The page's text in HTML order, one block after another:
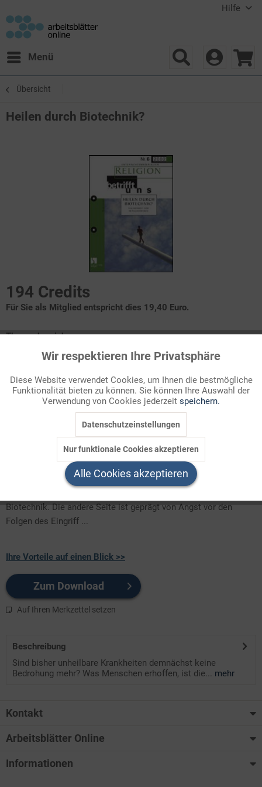
Hilfe
Menü
Übersicht
Heilen durch Biotechnik?
194 Credits
Für Sie als Mitglied entspricht dies 19,40 Euro.
Themenbereich
Anthropologie, Ethik
Gentechnische Entwicklungen
Menschenwürde
Krankheit - Heilung - Gesundheit
Präimplantationsdiagnostik (PID)
Stammzellen
Weg ins Leben
Sind bisher unheilbare Krankheiten demnächst keine Bedrohung
Biotechnik. Die andere Seite ist geprägt von Angst vor den
Folgen des Eingriff ...
Ihre Vorteile auf einen Blick >>
Zum Download
Auf Ihren Merkzettel setzen
Beschreibung
Sind bisher unheilbare Krankheiten demnächst keine
Bedrohung mehr? Was Menschen erhoffen, ist die... mehr
Kontakt
Arbeitsblätter Online
Informationen
Funktionale Aktiv
Marketing Inaktiv
Inaktiv
Wir respektieren Ihre Privatsphäre
Diese Website verwendet Cookies, um Ihnen die bestmögliche
Funktionalität bieten zu können. Sie können Ihre Auswahl der
Verwendung von Cookies jederzeit speichern.
Datenschutzeinstellungen
Nur funktionale Cookies akzeptieren
Alle Cookies akzeptieren